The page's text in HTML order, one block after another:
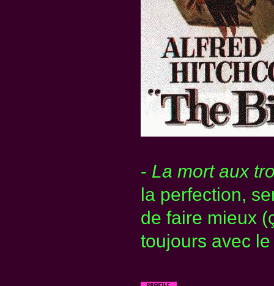
- La mort aux
la perfection,
de faire mieux
toujours avec